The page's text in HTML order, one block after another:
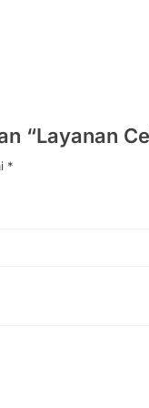
“Layanan
*